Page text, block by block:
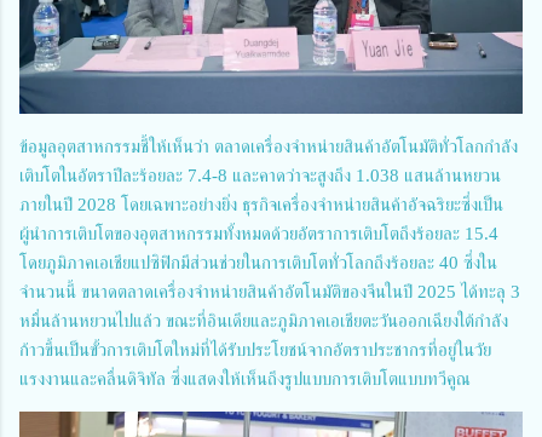
ข้อมูลอุตสาหกรรมชี้ให้เห็นว่า ตลาดเครื่องจำหน่ายสินค้าอัตโนมัติทั่วโลกกำลัง
เติบโตในอัตราปีละร้อยละ 7.4-8 และคาดว่าจะสูงถึง 1.038 แสนล้านหยวน
ภายในปี 2028 โดยเฉพาะอย่างยิ่ง ธุรกิจเครื่องจำหน่ายสินค้าอัจฉริยะซึ่งเป็น
ผู้นำการเติบโตของอุตสาหกรรมทั้งหมดด้วยอัตราการเติบโตถึงร้อยละ 15.4
โดยภูมิภาคเอเชียแปซิฟิกมีส่วนช่วยในการเติบโตทั่วโลกถึงร้อยละ 40 ซึ่งใน
จำนวนนี้ ขนาดตลาดเครื่องจำหน่ายสินค้าอัตโนมัติของจีนในปี 2025 ได้ทะลุ 3
หมื่นล้านหยวนไปแล้ว ขณะที่อินเดียและภูมิภาคเอเชียตะวันออกเฉียงใต้กำลัง
ก้าวขึ้นเป็นขั้วการเติบโตใหม่ที่ได้รับประโยชน์จากอัตราประชากรที่อยู่ในวัย
แรงงานและคลื่นดิจิทัล ซึ่งแสดงให้เห็นถึงรูปแบบการเติบโตแบบทวีคูณ